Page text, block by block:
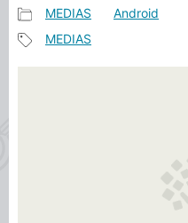
事
カ
MEDIAS Android
MEDIAS